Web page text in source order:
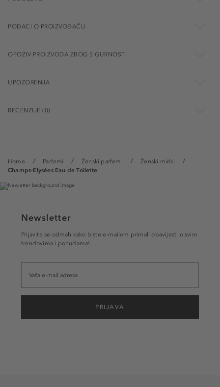
Home Parfemi Ženski parfemi
Ženski mirisi
Champs-Elysées Eau de Toilette
PODACI O PROIZVOĐAČU
OPOZIV PROIZVODA ZBOG SIGURNOSTI
UPOZORENJA
RECENZIJE (0)
Newsletter
Prijavite se odmah kako biste e-mailom primali obavijesti o svim
trendovima i ponudama!
PRIJAVA